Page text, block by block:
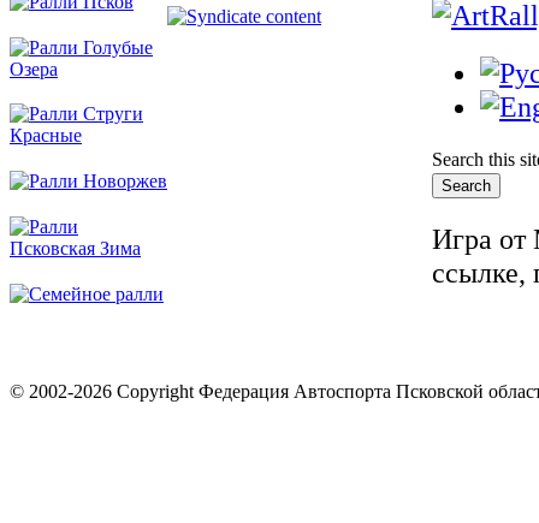
Search this
Игра от
© 2002-2026 Copyright Федерация Автоспорта Псковской